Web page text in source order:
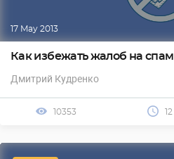
17 May 2013
Как избежать жалоб на спам
Дмитрий Кудренко
10353 12